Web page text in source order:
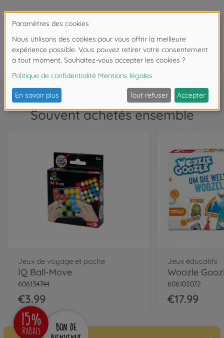
Les avis (3)
FAQ (1)
Souvent achetés ensemble
Jeux de voyage et poche
IQ Ball-Move
606134744
€3.99
Jeux éducatifs
606102072
€17.99